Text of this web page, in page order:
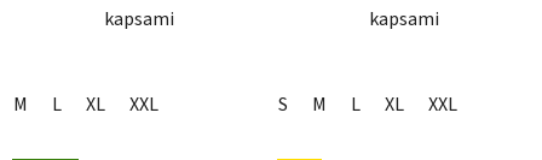
kapsami
M L XL XXL
kapsami
S M L XL XXL